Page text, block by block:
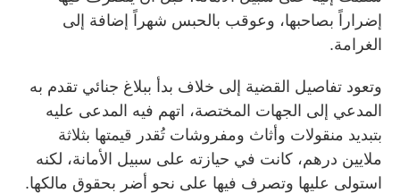
إضراراً بصاحبها، وعوقب بالحبس شهراً إضافة إلى
الغرامة.
وتعود تفاصيل القضية إلى خلاف بدأ ببلاغ جنائي تقدم به
المدعي إلى الجهات المختصة، اتهم فيه المدعى عليه
بتبديد منقولات وأثاث ومفروشات تُقدر قيمتها بثلاثة
ملايين درهم، كانت في حيازته على سبيل الأمانة، لكنه
استولى عليها وتصرف فيها على نحو أضر بحقوق مالكها.